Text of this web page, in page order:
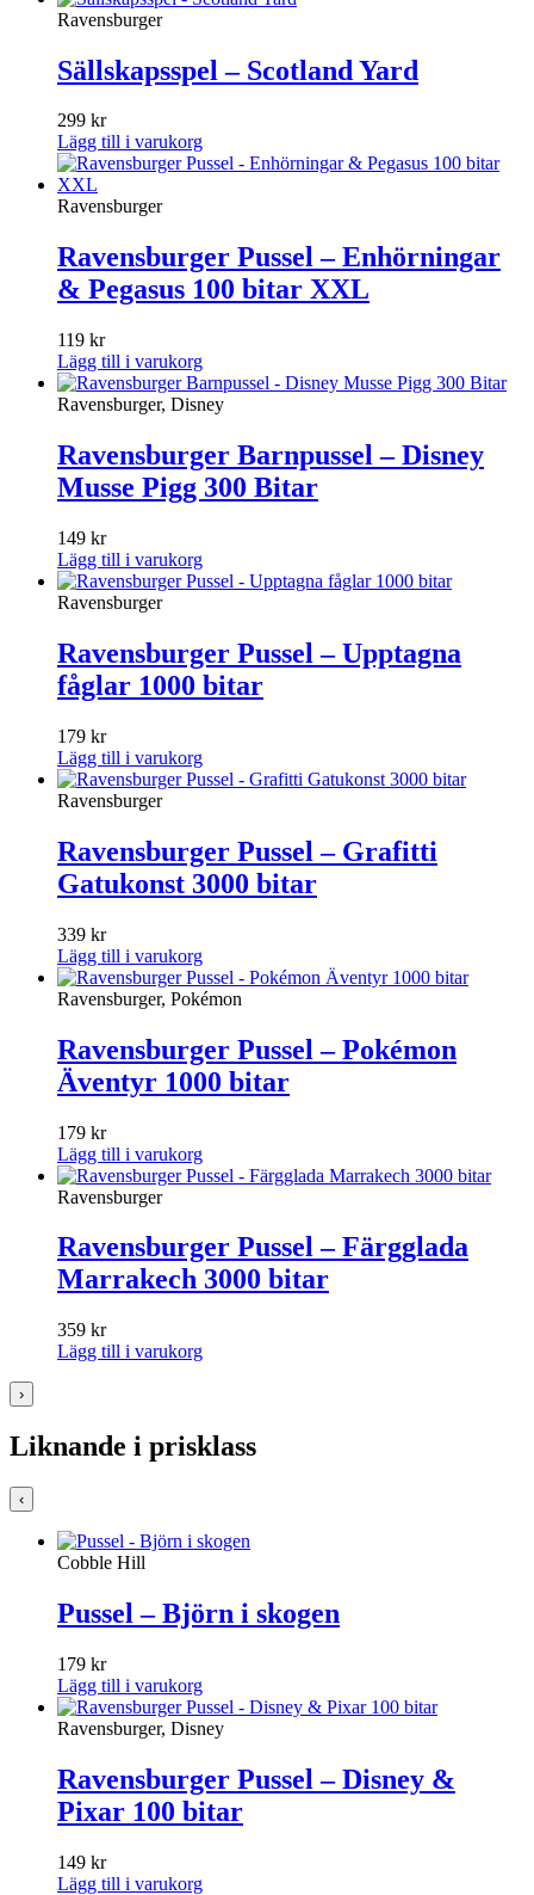
Ravensburger
Sällskapsspel – Scotland Yard
299 kr
Lägg till i varukorg
Ravensburger
Ravensburger Pussel – Enhörningar
& Pegasus 100 bitar XXL
119 kr
Lägg till i varukorg
Ravensburger, Disney
Ravensburger Barnpussel – Disney
Musse Pigg 300 Bitar
149 kr
Lägg till i varukorg
Ravensburger
Ravensburger Pussel – Upptagna
fåglar 1000 bitar
179 kr
Lägg till i varukorg
Ravensburger
Ravensburger Pussel – Grafitti
Gatukonst 3000 bitar
339 kr
Lägg till i varukorg
Ravensburger, Pokémon
Ravensburger Pussel – Pokémon
Äventyr 1000 bitar
179 kr
Lägg till i varukorg
Ravensburger
Ravensburger Pussel – Färgglada
Marrakech 3000 bitar
359 kr
Lägg till i varukorg
›
Liknande i prisklass
‹
Cobble Hill
Pussel – Björn i skogen
179 kr
Lägg till i varukorg
Ravensburger, Disney
Ravensburger Pussel – Disney &
Pixar 100 bitar
149 kr
Lägg till i varukorg